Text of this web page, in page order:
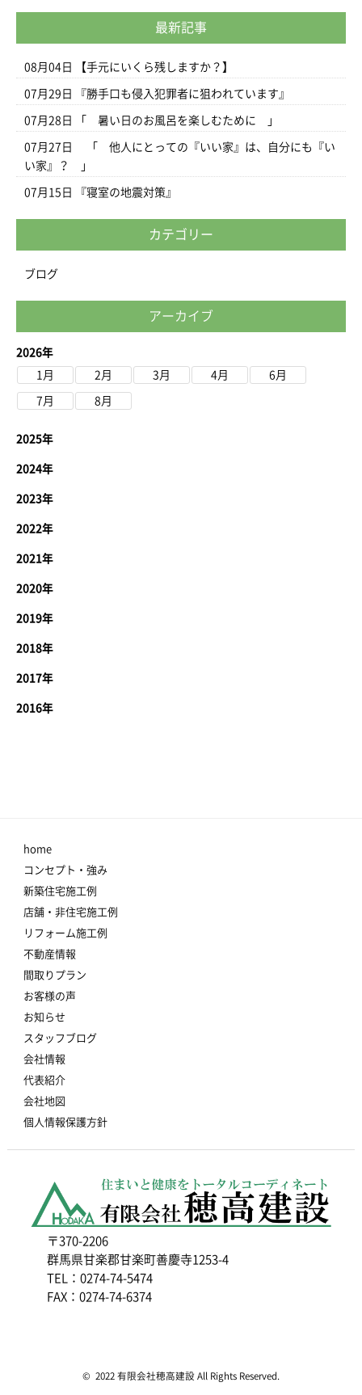
最新記事
08月04日 【手元にいくら残しますか？】
07月29日 『勝手口も侵入犯罪者に狙われています』
07月28日 「 暑い日のお風呂を楽しむために 」
07月27日
「 他人にとっての『いい家』は、自分にも『い
い家』？ 」
07月15日 『寝室の地震対策』
カテゴリー
ブログ
アーカイブ
2026年
1月
2月 3月 4月 6月
7月 8月
2025年
2024年
2023年
2022年
2021年
2020年
2019年
2018年
2017年
2016年
home
コンセプト・強み
新築住宅施工例
店舗・非住宅施工例
リフォーム施工例
不動産情報
間取りプラン
お客様の声
お知らせ
スタッフブログ
会社情報
代表紹介
会社地図
個人情報保護方針
〒370-2206
群馬県甘楽郡甘楽町善慶寺1253-4
TEL：0274-74-5474
FAX：0274-74-6374
© 2022 有限会社穂高建設 All Rights Reserved.